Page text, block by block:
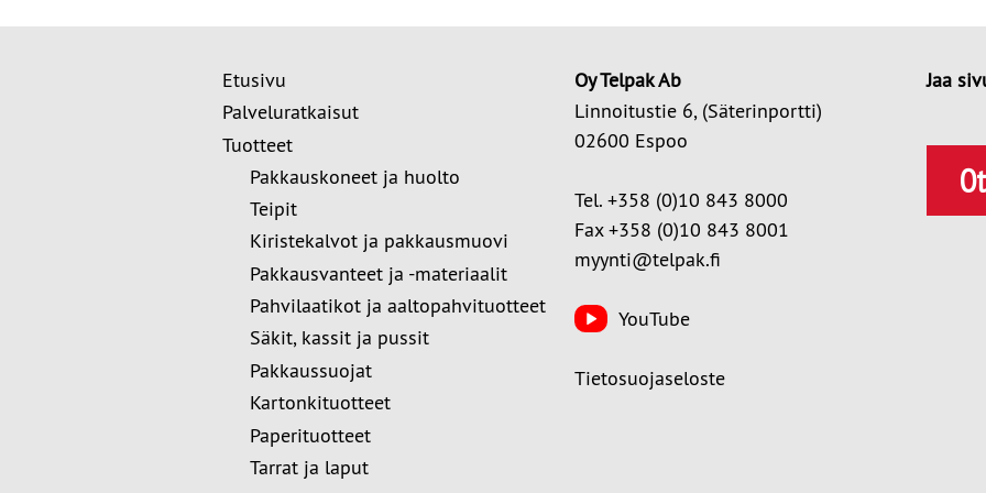
Etusivu
Palveluratkaisut
Tuotteet
Pakkauskoneet ja huolto
Teipit
Kiristekalvot ja pakkausmuovi
Pakkausvanteet ja -materiaalit
Pahvilaatikot ja aaltopahvituotteet
Säkit, kassit ja pussit
Pakkaussuojat
Kartonkituotteet
Paperituotteet
Tarrat ja laput
Oy Telpak Ab
Linnoitustie 6, (Säterinportti)
02600 Espoo
Tel. +358 (0)10 843 8000
Fax +358 (0)10 843 8001
myynti@telpak.fi
YouTube
Tietosuojaseloste
Jaa